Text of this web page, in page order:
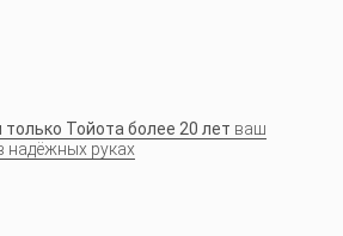
Тойота более 20 лет ваш
надёжных руках